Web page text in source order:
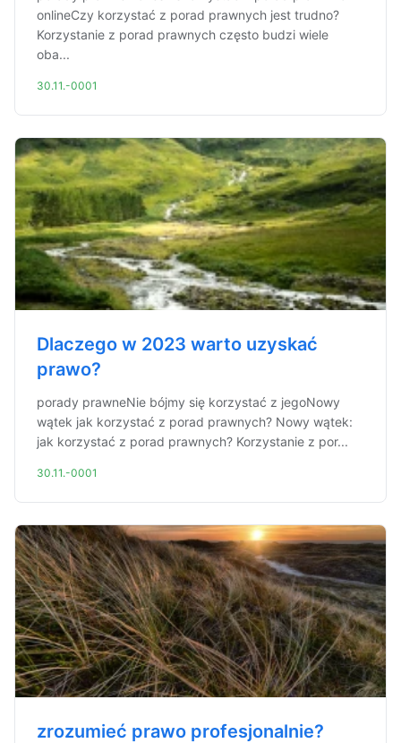
onlineCzy korzystać z porad prawnych jest trudno?
Korzystanie z porad prawnych często budzi wiele
oba...
30.11.-0001
Dlaczego w 2023 warto uzyskać
prawo?
porady prawneNie bójmy się korzystać z jegoNowy
wątek jak korzystać z porad prawnych? Nowy wątek:
jak korzystać z porad prawnych? Korzystanie z por...
30.11.-0001
zrozumieć prawo profesjonalnie?